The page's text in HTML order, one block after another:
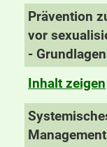
Prävention
vor
-
Inhalt zeigen